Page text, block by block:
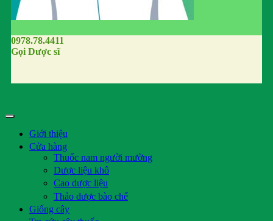
0978.78.4411
Gọi Dược sĩ
Giới thiệu
Cửa hàng
Thuốc nam người mường
Dược liệu khô
Cao dược liệu
Thảo dược bào chế
Giống cây